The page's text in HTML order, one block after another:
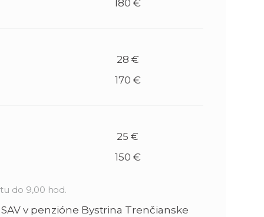
180 €
28 €
170 €
25 €
150 €
do 9,00 hod.
v penzióne Bystrina Trenčianske